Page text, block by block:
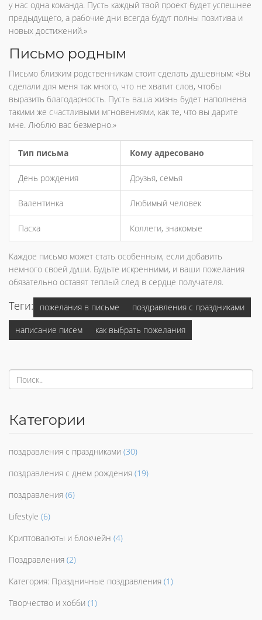
у нас одна команда. Пусть каждый твой проект будет успешнее
предыдущего, а рабочие дни всегда будут полны позитива и
новых достижений.»
Письмо родным
Письмо близким родственникам стоит сделать душевным: «Вы
сделали для меня так много, что не хватит слов, чтобы
выразить благодарность. Пусть ваша жизнь будет наполнена
такими же счастливыми мгновениями, как те, что вы дарите
мне. Люблю вас безмерно.»
Тип письма Кому адресовано
День рождения Друзья, семья
Валентинка Любимый человек
Пасха Коллеги, знакомые
Каждое письмо может стать особенным, если добавить
немного своей души. Будьте искренними, и ваши пожелания
обязательно оставят теплый след в сердце получателя.
Теги: пожелания в письме поздравления с праздниками
написание писем как выбрать пожелания
Категории
поздравления с праздниками (30)
поздравления с днем рождения (19)
поздравления (6)
Lifestyle (6)
Криптовалюты и блокчейн (4)
Поздравления (2)
Категория: Праздничные поздравления (1)
Творчество и хобби (1)